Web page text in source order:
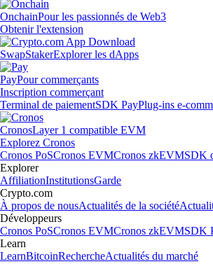
OnchainPour les passionnés de Web3
Obtenir l'extension
SwapStakerExplorer les dApps
PayPour commerçants
Inscription commerçant
Terminal de paiementSDK PayPlug-ins e-
CronosLayer 1 compatible EVM
Explorez Cronos
Cronos PoSCronos EVMCronos zkEVMSDK
Explorer
AffiliationInstitutionsGarde
Crypto.com
À propos de nousActualités de la société
Développeurs
Cronos PoSCronos EVMCronos zkEVMSDK
Learn
LearnBitcoinRechercheActualités du marché